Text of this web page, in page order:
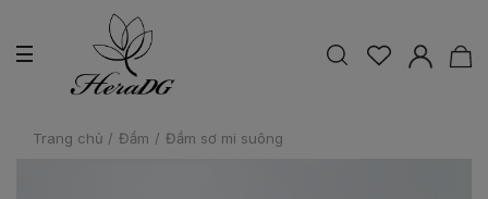
Trang chủ / Đầm / Đầm sơ mi suông